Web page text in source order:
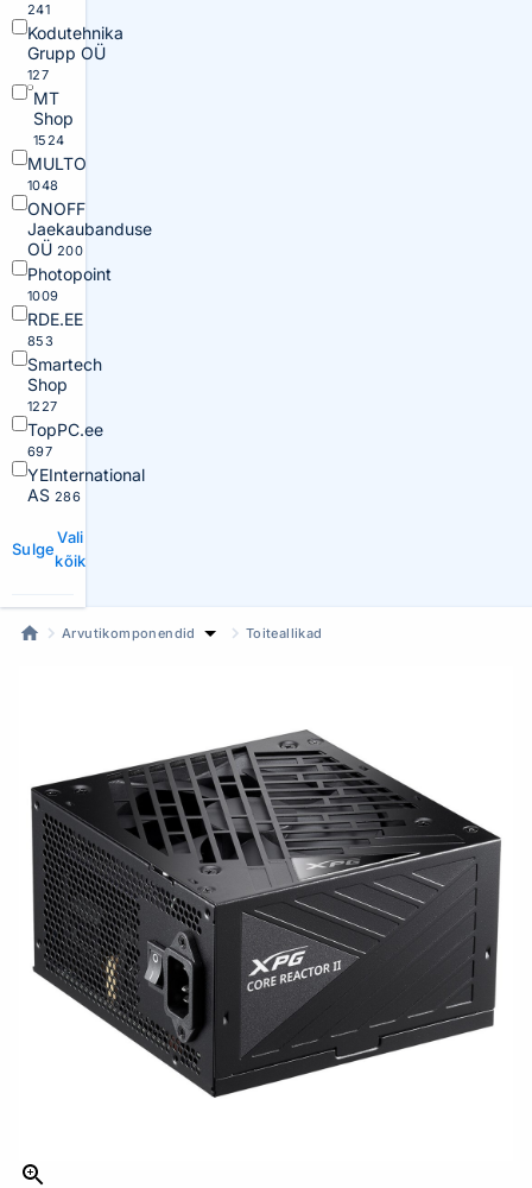
241
Kodutehnika
Grupp OÜ
127
MT
Shop
1524
MULTO
1048
ONOFF
Jaekaubanduse
OÜ 200
Photopoint
1009
RDE.EE
853
Smartech
Shop
1227
TopPC.ee
697
YEInternational
AS 286
Sulge
Vali
kõik
Arvutikomponendid Toiteallikad